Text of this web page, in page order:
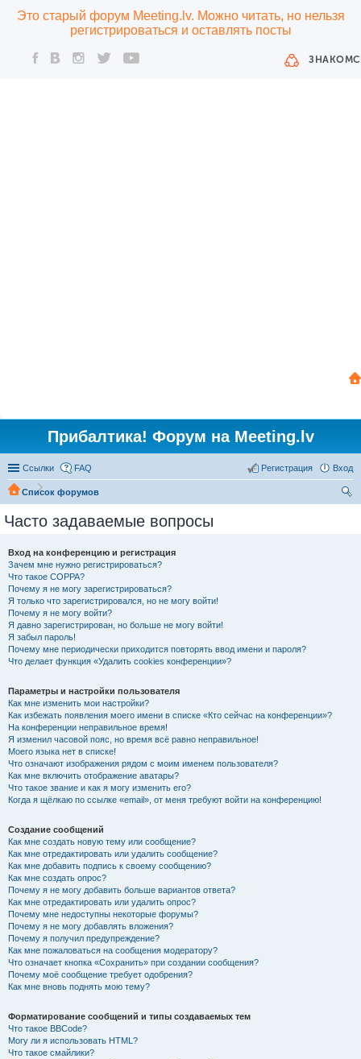
Это старый форум Meeting.lv. Можно читать, но нельзя
регистрироваться и оставлять посты
Прибалтика! Форум на Meeting.lv
Ссылки FAQ Вход
Регистрация
Список форумов
Часто задаваемые вопросы
Вход на конференцию и регистрация
Зачем мне нужно регистрироваться?
Что такое COPPA?
Почему я не могу зарегистрироваться?
Я только что зарегистрировался, но не могу войти!
Почему я не могу войти?
Я давно зарегистрирован, но больше не могу войти!
Я забыл пароль!
Почему мне периодически приходится повторять ввод имени и пароля?
Что делает функция «Удалить cookies конференции»?
Параметры и настройки пользователя
Как мне изменить мои настройки?
Как избежать появления моего имени в списке «Кто сейчас на конференции»?
На конференции неправильное время!
Я изменил часовой пояс, но время всё равно неправильное!
Моего языка нет в списке!
Что означают изображения рядом с моим именем пользователя?
Как мне включить отображение аватары?
Что такое звание и как я могу изменить его?
Когда я щёлкаю по ссылке «email», от меня требуют войти на конференцию!
Создание сообщений
Как мне создать новую тему или сообщение?
Как мне отредактировать или удалить сообщение?
Как мне добавить подпись к своему сообщению?
Как мне создать опрос?
Почему я не могу добавить больше вариантов ответа?
Как мне отредактировать или удалить опрос?
Почему мне недоступны некоторые форумы?
Почему я не могу добавлять вложения?
Почему я получил предупреждение?
Как мне пожаловаться на сообщения модератору?
Что означает кнопка «Сохранить» при создании сообщения?
Почему моё сообщение требует одобрения?
Как мне вновь поднять мою тему?
Форматирование сообщений и типы создаваемых тем
Что такое BBCode?
Могу ли я использовать HTML?
Что такое смайлики?